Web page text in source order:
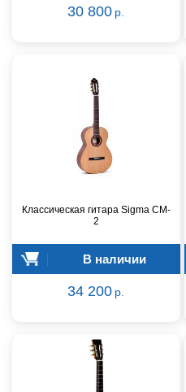
30 800 р.
Классическая гитара Sigma CM-
2
В наличии
34 200 р.